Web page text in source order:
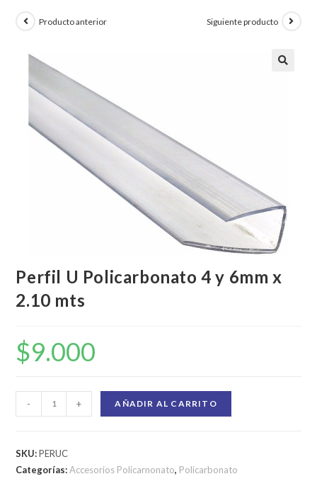
Producto anterior Siguiente producto
Perfil U Policarbonato 4 y 6mm x
2.10 mts
$9.000
- + AÑADIR AL CARRITO
SKU:PERUC
Categorías:Accesorios Policarnonato, Policarbonato